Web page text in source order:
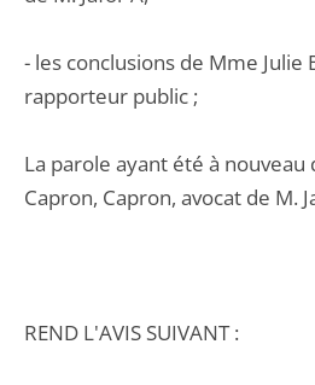
- les conclusions de Mme Julie
rapporteur public ;
La parole ayant été à nouveau
Capron, Capron, avocat de M.
REND L'AVIS SUIVANT :